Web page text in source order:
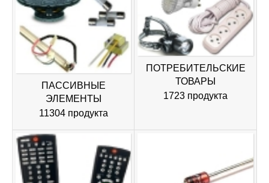
ПАССИВНЫЕ
ЭЛЕМЕНТЫ
11304 продукта
ПОТРЕБИТЕЛЬСКИЕ
ТОВАРЫ
1723 продукта